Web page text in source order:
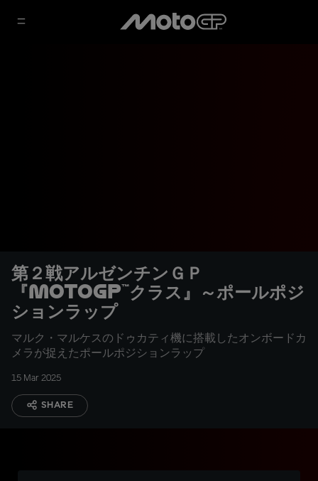
第２戦アルゼンチンＧＰ
『MotoGP™クラス』～ポールポジ
ションラップ
マルク・マルケスのドゥカティ機に搭載したオンボードカ
メラが捉えたポールポジションラップ
15 Mar 2025
SHARE